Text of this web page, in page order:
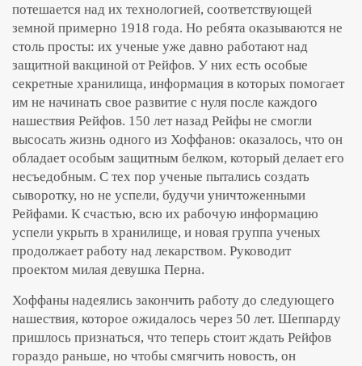
потешается над их технологией, соответствующей
земной примерно 1918 года. Но ребята оказываются не
столь просты: их ученые уже давно работают над
защитной вакциной от Рейфов. У них есть особые
секретные хранилища, информация в которых помогает
им не начинать свое развитие с нуля после каждого
нашествия Рейфов. 150 лет назад Рейфы не смогли
высосать жизнь одного из Хоффанов: оказалось, что он
обладает особым защитным белком, который делает его
несъедобным. С тех пор ученые пытались создать
сыворотку, но не успели, будучи уничтоженными
Рейфами. К счастью, всю их рабочую информацию
успели укрыть в хранилище, и новая группа ученых
продолжает работу над лекарством. Руководит
проектом милая девушка Перна.
Хоффаны надеялись закончить работу до следующего
нашествия, которое ожидалось через 50 лет. Шеппарду
пришлось признаться, что теперь стоит ждать Рейфов
гораздо раньше, но чтобы смягчить новость, он